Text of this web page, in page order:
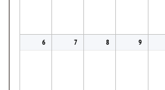
6 7 8 9